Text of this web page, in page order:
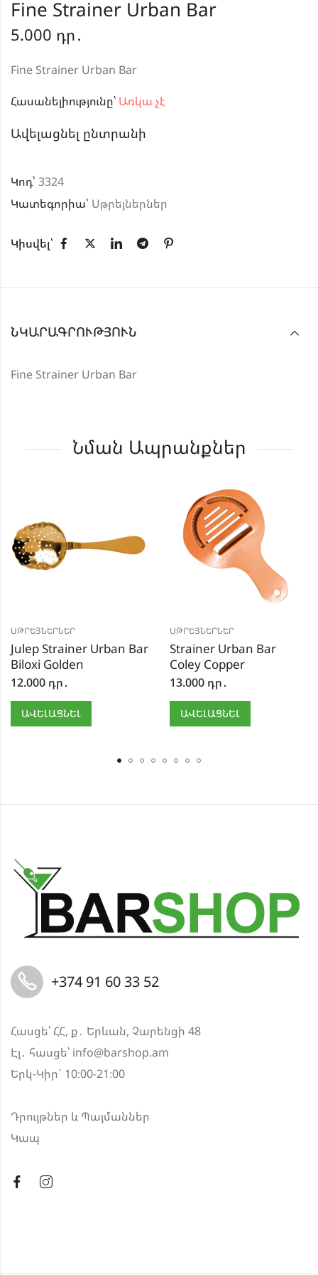
Fine Strainer Urban Bar
5.000 դր․
Fine Strainer Urban Bar
Հասանելիությունը՝ Առկա չէ
Ավելացնել ընտրանի
Կոդ՝ 3324
Կատեգորիա՝ Սթրեյներներ
Կիսվել՝
ՆԿԱՐԱԳՐՈՒԹՅՈՒՆ
Fine Strainer Urban Bar
Նման Ապրանքներ
ՍԹՐԵՅՆԵՐՆԵՐ
Julep Strainer Urban Bar
Biloxi Golden
12.000 դր․
ԱՎԵԼԱՑՆԵԼ
ՍԹՐԵՅՆԵՐՆԵՐ
Strainer Urban Bar
Coley Copper
13.000 դր․
ԱՎԵԼԱՑՆԵԼ
+374 91 60 33 52
Հասցե՝ ՀՀ, ք․ Երևան, Չարենցի 48
Էլ․ հասցե՝ info@barshop.am
Երկ-Կիր` 10։00-21։00
Դրույթներ և Պայմաններ
Կապ